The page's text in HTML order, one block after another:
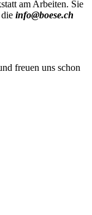
am Arbeiten. Sie
info@boese.ch
freuen uns schon